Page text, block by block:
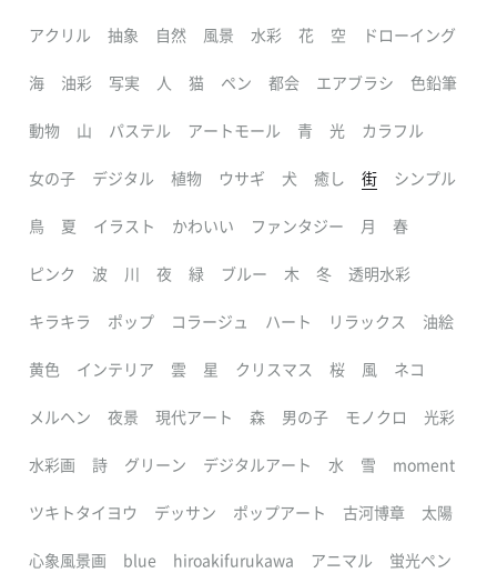
アクリル 抽象 自然 風景 水彩 花 空 ドローイング
海 油彩 写実 人 猫 ペン 都会 エアブラシ 色鉛筆
動物 山 パステル アートモール 青 光 カラフル
女の子 デジタル 植物 ウサギ 犬 癒し 街 シンプル
鳥 夏 イラスト かわいい ファンタジー 月 春
ピンク 波 川 夜 緑 ブルー 木 冬 透明水彩
キラキラ ポップ コラージュ ハート リラックス 油絵
黄色 インテリア 雲 星 クリスマス 桜 風 ネコ
メルヘン 夜景 現代アート 森 男の子 モノクロ 光彩
水彩画 詩 グリーン デジタルアート 水 雪 moment
ツキトタイヨウ デッサン ポップアート 古河博章 太陽
心象風景画 blue hiroakifurukawa アニマル 蛍光ペン